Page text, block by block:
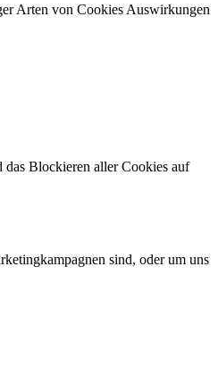
Arten von Cookies Auswirkungen
das Blockieren aller Cookies auf
sind, oder um uns